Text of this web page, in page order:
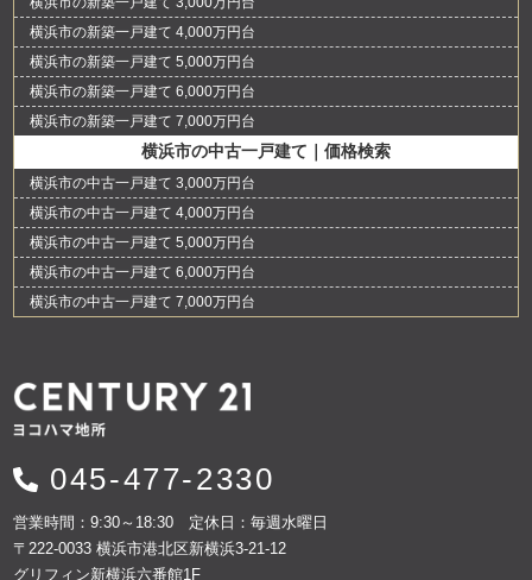
横浜市の新築一戸建て 4,000万円台
横浜市の新築一戸建て 5,000万円台
横浜市の新築一戸建て 6,000万円台
横浜市の新築一戸建て 7,000万円台
横浜市の中古一戸建て｜価格検索
横浜市の中古一戸建て 3,000万円台
横浜市の中古一戸建て 4,000万円台
横浜市の中古一戸建て 5,000万円台
横浜市の中古一戸建て 6,000万円台
横浜市の中古一戸建て 7,000万円台
045-477-2330
営業時間：9:30～18:30 定休日：毎週水曜日
〒222-0033 横浜市港北区新横浜3-21-12
グリフィン新横浜六番館1F